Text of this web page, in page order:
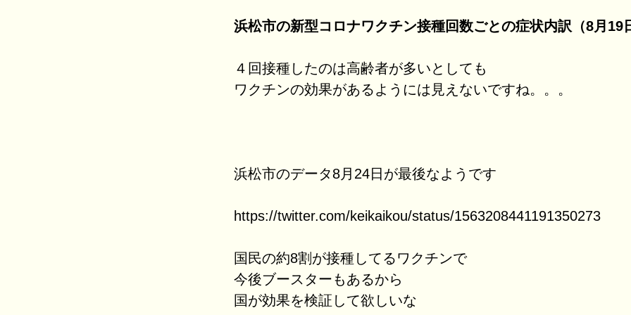
浜松市の新型コロナワクチン接種回数ごとの症状内訳（8月19
４回接種したのは高齢者が多いとしても
ワクチンの効果があるようには見えないですね。。。
浜松市のデータ8月24日が最後なようです
https://twitter.com/keikaikou/status/1563208441191350273
国民の約8割が接種してるワクチンで
今後ブースターもあるから
国が効果を検証して欲しいな